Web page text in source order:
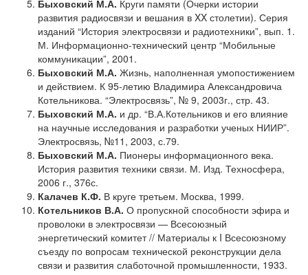
Быховский М.А. Круги памяти (Очерки истории
развития радиосвязи и вешания в XX столетии). Серия
изданий “История электросвязи и радиотехники”, вып. 1.
М. Информационно-технический центр “Мобильные
коммуникации”, 2001.
Быховский М.А. Жизнь, наполненная умопостижением
и действием. К 95-летию Владимира Александровича
Котельникова. “Электросвязь”, № 9, 2003г., стр. 43.
Быховский М.А. и др. “В.А.Котельников и его влияние
на научные исследования и разработки ученых НИИР”.
Электросвязь, №11, 2003, с.79.
Быховский М.А. Пионеры информационного века.
История развития техники связи. М. Изд. Техносфера,
2006 г., 376с.
Калачев К.Ф. В круге третьем. Москва, 1999.
Котельников В.А. О пропускной способности эфира и
проволоки в электросвязи — Всесоюзный
энергетический комитет // Материалы к I Всесоюзному
съезду по вопросам технической реконструкции дела
связи и развития слаботочной промышленности, 1933.